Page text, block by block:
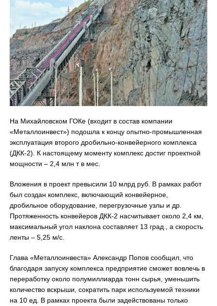
На Михайловском ГОКе (входит в состав компании
«Металлоинвест») подошла к концу опытно-промышленная
эксплуатация второго дробильно-конвейерного комплекса
(ДКК-2). К настоящему моменту комплекс достиг проектной
мощности – 2,4 млн т в мес.
Вложения в проект превысили 10 млрд руб. В рамках работ
был создан комплекс, включающий конвейерное,
дробильное оборудование, перегрузочные узлы и др.
Протяженность конвейеров ДКК-2 насчитывает около 2,4 км,
максимальный угол наклона составляет 13 град., а скорость
ленты – 5,25 м/с.
Глава «Металлоинвеста» Александр Попов сообщил, что
благодаря запуску комплекса предприятие сможет вовлечь в
переработку около полумиллиарда тонн сырья, уменьшить
количество вскрыши, сократить парк используемой техники
на 10 ед. В рамках проекта были задействованы только